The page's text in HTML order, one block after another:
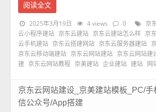
阅读全文
2025年3月19日 4 views 0 京
云小程序建站
京东云建站 京东云建站怎么样 京
云手机建站
京东云搭建网站 京东云服务器建站
京东云移动端建站
京东云网站建站 京东云网站建
建
京东云网站教程 京美建站 企业建站 建站 网
京东云网站建设_京美建站模板_PC/手
信公众号/App搭建